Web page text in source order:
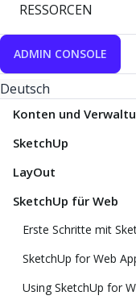
RESSORCEN
ADMIN CONSOLE
Deutsch
Konten und
SketchUp
LayOut
SketchUp für Web
Erste Schritte mit
SketchUp for Web
Using SketchUp for